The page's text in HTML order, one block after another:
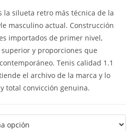
la silueta retro más técnica de la
masculino actual. Construcción
importados de primer nivel,
superior y proporciones que
Tenis calidad 1.1
el archivo de la marca y lo
total convicción genuina.